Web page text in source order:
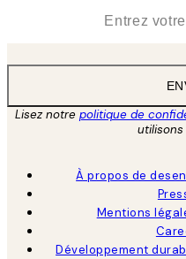
Lisez notre politique de
À propos de
Mentions
Développement